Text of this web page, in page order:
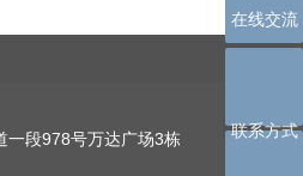
一段978号万达广场3栋
在线交流
联系方式